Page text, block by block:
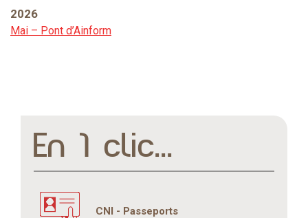
2026
Mai – Pont d’Ainform
En 1 clic...
CNI - Passeports